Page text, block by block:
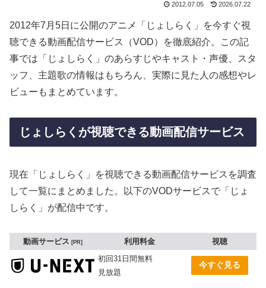
2012.07.05 2026.07.22
2012年7月5日に公開のアニメ「じょしらく」を今すぐ視
聴できる動画配信サービス（VOD）を徹底紹介。この記
事では「じょしらく」のあらすじやキャスト・声優、スタ
ッフ、主題歌の情報はもちろん、実際に見た人の感想やレ
ビューもまとめています。
じょしらくが視聴できる動画配信サービス
現在「じょしらく」を視聴できる動画配信サービスを調査
して一覧にまとめました。以下のVODサービスで「じょ
しらく」が配信中です。
動画サービス PR 利用料金
視聴
初回31日間無料
見放題
今すぐ見る